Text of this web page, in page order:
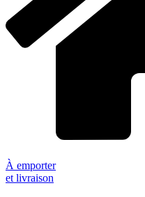
À emporter
et livraison